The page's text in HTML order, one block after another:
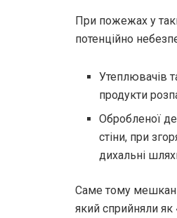
При пожежах у
потенційно
Утеплювачів
продукти
Обробленої
стіни, при
дихальні
Саме тому
який сприйняли як